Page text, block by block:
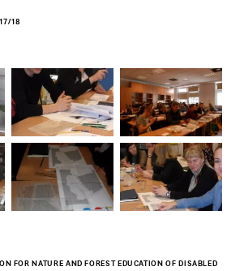
18
FOR NATURE AND FOREST EDUCATION OF DISABLED